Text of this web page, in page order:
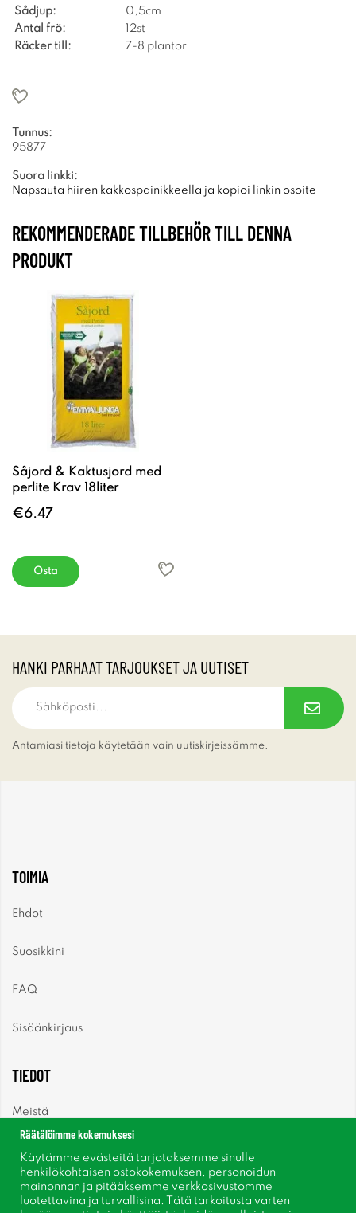
Sådjup:
0,5cm
Antal frö:
12st
Räcker till:
7-8 plantor
Tunnus:
95877
Suora linkki:
Napsauta hiiren kakkospainikkeella ja kopioi linkin osoite
REKOMMENDERADE TILLBEHÖR TILL DENNA
PRODUKT
Såjord & Kaktusjord med
perlite Krav 18liter
€6.47
Osta
HANKI PARHAAT TARJOUKSET JA UUTISET
Antamiasi tietoja käytetään vain uutiskirjeissämme.
TOIMIA
Ehdot
Suosikkini
FAQ
Sisäänkirjaus
TIEDOT
Meistä
Uutiskirje
Räätälöimme kokemuksesi
Käytämme evästeitä tarjotaksemme sinulle
henkilökohtaisen ostokokemuksen, personoidun
mainonnan ja pitääksemme verkkosivustomme
luotettavina ja turvallisina. Tätä tarkoitusta varten